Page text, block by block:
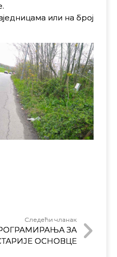
или на број
Следећи чланак
ЗА
ОСНОВЦЕ